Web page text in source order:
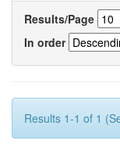
Results/Page
In order
Results 1-1 of 1